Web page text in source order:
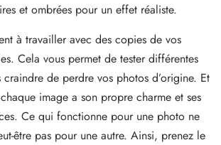
et ombrées pour un effet réaliste.
à travailler avec des copies de vos
Cela vous permet de tester différentes
craindre de perdre vos photos d’origine. Et
image a son propre charme et ses
Ce qui fonctionne pour une photo ne
être pas pour une autre. Ainsi, prenez le